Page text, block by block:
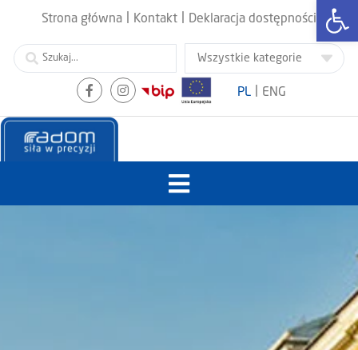
Strona główna Kontakt Deklaracja dostępności
PL ENG